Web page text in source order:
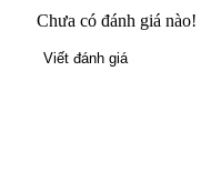
Chưa có đánh giá nào!
Viết đánh giá